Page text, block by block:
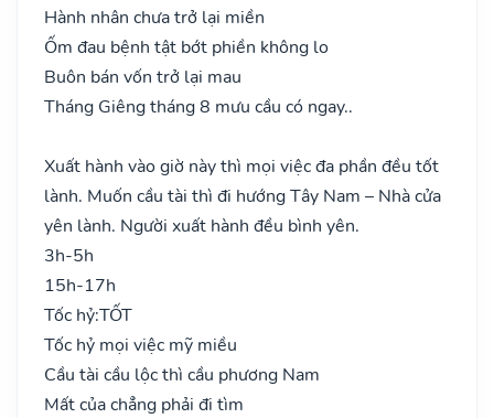
Hành nhân chưa trở lại miền
Ốm đau bệnh tật bớt phiền không lo
Buôn bán vốn trở lại mau
Tháng Giêng tháng 8 mưu cầu có ngay..
Xuất hành vào giờ này thì mọi việc đa phần đều tốt
lành. Muốn cầu tài thì đi hướng Tây Nam – Nhà cửa
yên lành. Người xuất hành đều bình yên.
3h-5h
15h-17h
Tốc hỷ:TỐT
Tốc hỷ mọi việc mỹ miều
Cầu tài cầu lộc thì cầu phương Nam
Mất của chẳng phải đi tìm